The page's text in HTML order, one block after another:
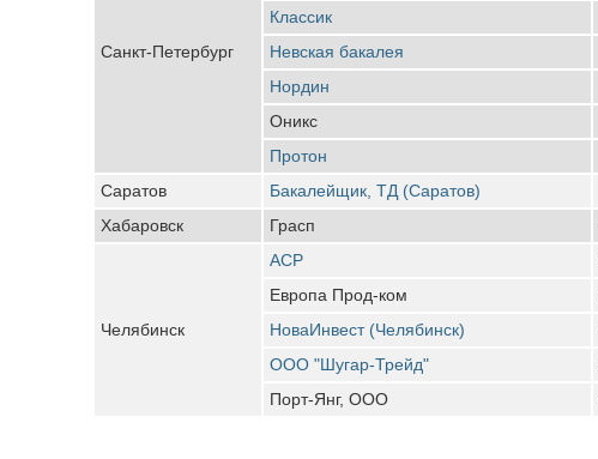
Санкт-Петербург
Классик
Невская бакалея
Нордин
Оникс
Протон
Саратов
Бакалейщик, ТД (Саратов)
Хабаровск
Грасп
Челябинск
АСР
Европа Прод-ком
НоваИнвест (Челябинск)
ООО "Шугар-Трейд"
Порт-Янг, ООО